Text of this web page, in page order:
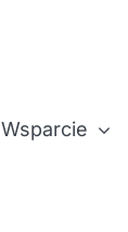
Wsparcie